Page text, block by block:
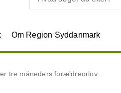
Om Region Syddanmark
tre måneders forældreorlov